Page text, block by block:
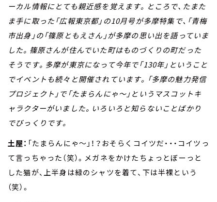
ーカル情報にとても親近感を覚えます。ところで、たまた
ま手に取った「広報東京都」の10月号が多摩特集で、「青梅
市出身」の「篠原ともえさん」が多摩の思い出を語っていま
した。篠原さんが住んでいた町はものづくりの町だった
そうです。多摩が東京になって今年で「130年」ということ
でイベントも続々と開催されています。「多摩の魅力発信
プロジェクト」で「たまらんにゃ～」というマスコットキ
ャラクターがいました。いろいろと知らないことばかり
でびっくりです。
土屋： 「たまらんにゃ～」！？おそらくコイツだ・・・コイツっ
て言っちゃった（笑）。メガネをかけたちょっとぼーっと
した猫が、上半身は緑のシャツを着て、下は半裸という
（笑）。